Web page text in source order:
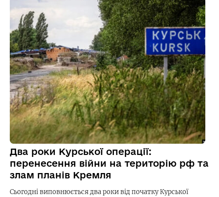
Два роки Курської операції:
перенесення війни на територію рф та
злам планів Кремля
Сьогодні виповнюється два роки від початку Курської